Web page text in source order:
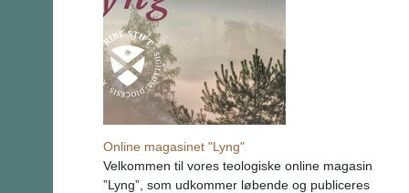
Online magasinet "Lyng"
Velkommen til vores teologiske online magasin
”Lyng”, som udkommer løbende og publiceres